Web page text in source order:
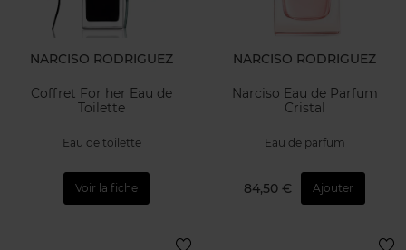
NARCISO RODRIGUEZ
Coffret For her Eau de
Toilette
Eau de toilette
Voir la fiche
NARCISO RODRIGUEZ
Narciso Eau de Parfum
Cristal
Eau de parfum
84,50 € Ajouter